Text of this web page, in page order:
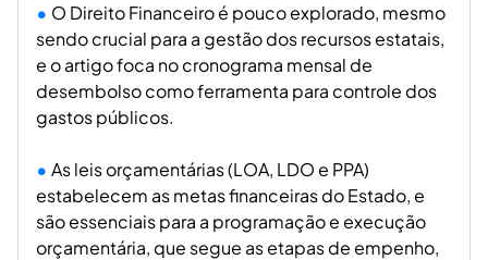
O Direito Financeiro é pouco explorado, mesmo
sendo crucial para a gestão dos recursos estatais,
e o artigo foca no cronograma mensal de
desembolso como ferramenta para controle dos
gastos públicos.
As leis orçamentárias (LOA, LDO e PPA)
estabelecem as metas financeiras do Estado, e
são essenciais para a programação e execução
orçamentária, que segue as etapas de empenho,